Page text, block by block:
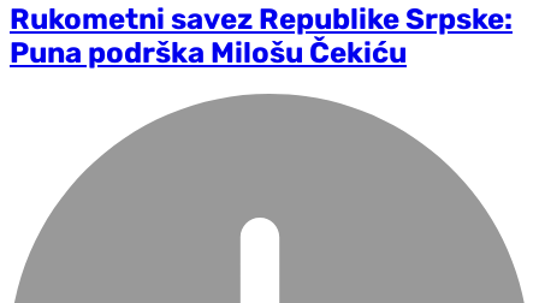
Rukometni savez Republike Srpske:
Puna podrška Milošu Čekiću